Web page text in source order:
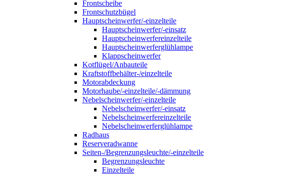
Frontscheibe
Frontschutzbügel
Hauptscheinwerfer/-einzelteile
Hauptscheinwerfer/-einsatz
Hauptscheinwerfereinzelteile
Hauptscheinwerferglühlampe
Klappscheinwerfer
Kotflügel/Anbauteile
Kraftstoffbehälter-/einzelteile
Motorabdeckung
Motorhaube/-einzelteile/-dämmung
Nebelscheinwerfer/-einzelteile
Nebelscheinwerfer/-einsatz
Nebelscheinwerfereinzelteile
Nebelscheinwerferglühlampe
Radhaus
Reserveradwanne
Seiten-/Begrenzungsleuchte/-einzelteile
Begrenzungsleuchte
Einzelteile